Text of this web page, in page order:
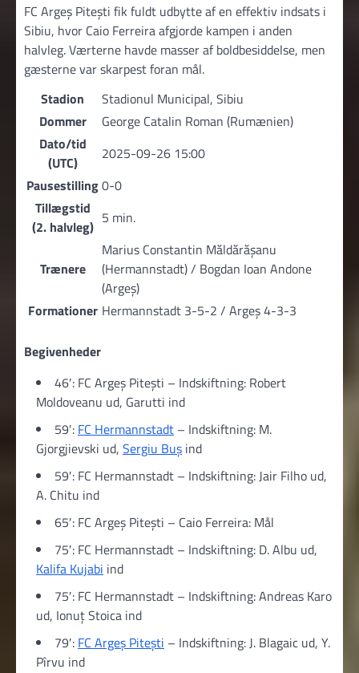
FC Argeș Pitești fik fuldt udbytte af en effektiv indsats i
Sibiu, hvor Caio Ferreira afgjorde kampen i anden
halvleg. Værterne havde masser af boldbesiddelse, men
gæsterne var skarpest foran mål.
Stadion
Stadionul Municipal, Sibiu
Dommer
George Catalin Roman (Rumænien)
Dato/tid
(UTC)
2025-09-26 15:00
Pausestilling0-0
Tillægstid
(2. halvleg) 5 min.
Trænere
Marius Constantin Măldărăşanu
(Hermannstadt) / Bogdan Ioan Andone
(Argeș)
Formationer Hermannstadt 3-5-2 / Argeș 4-3-3
Begivenheder
46′: FC Argeș Pitești – Indskiftning: Robert
Moldoveanu ud, Garutti ind
59′: FC Hermannstadt – Indskiftning: M.
Gjorgjievski ud, Sergiu Buș ind
59′: FC Hermannstadt – Indskiftning: Jair Filho ud,
A. Chitu ind
65′: FC Argeș Pitești – Caio Ferreira: Mål
75′: FC Hermannstadt – Indskiftning: D. Albu ud,
Kalifa Kujabi ind
75′: FC Hermannstadt – Indskiftning: Andreas Karo
ud, Ionuț Stoica ind
79′: FC Argeș Pitești – Indskiftning: J. Blagaic ud, Y.
Pîrvu ind